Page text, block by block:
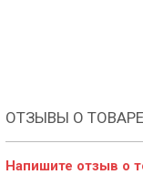
ОТЗЫВЫ О ТОВАРЕ
Напишите отзыв о